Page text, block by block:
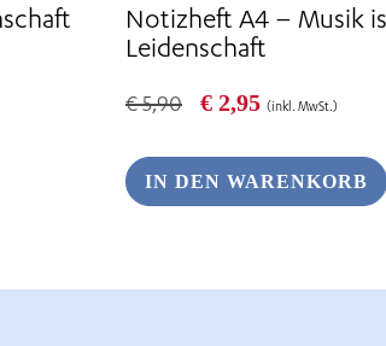
Notizheft A4 – Musik
Leidenschaft
€5,90
Ursprünglicher
€ 5,90
€ 2,95Aktueller
€ 2,95.
(inkl. MwSt.)
IN DEN WARENKORB